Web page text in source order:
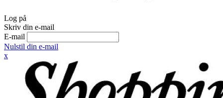
Log på
Skriv din e-mail
E-mail
Nulstil din e-mail
x